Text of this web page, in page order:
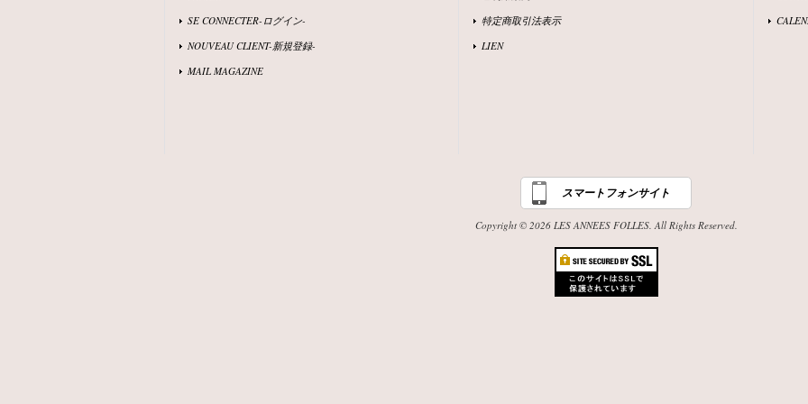
SE CONNECTER-ログイン-
NOUVEAU CLIENT-新規登録-
MAIL MAGAZINE
特定商取引法表示
LIEN
スマートフォンサイト
Copyright © 2026 LES ANNEES FOLLES. All Rights Reserved.